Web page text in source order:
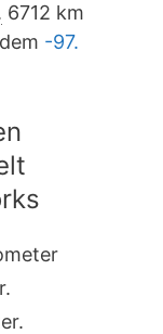
6712 km
-97.